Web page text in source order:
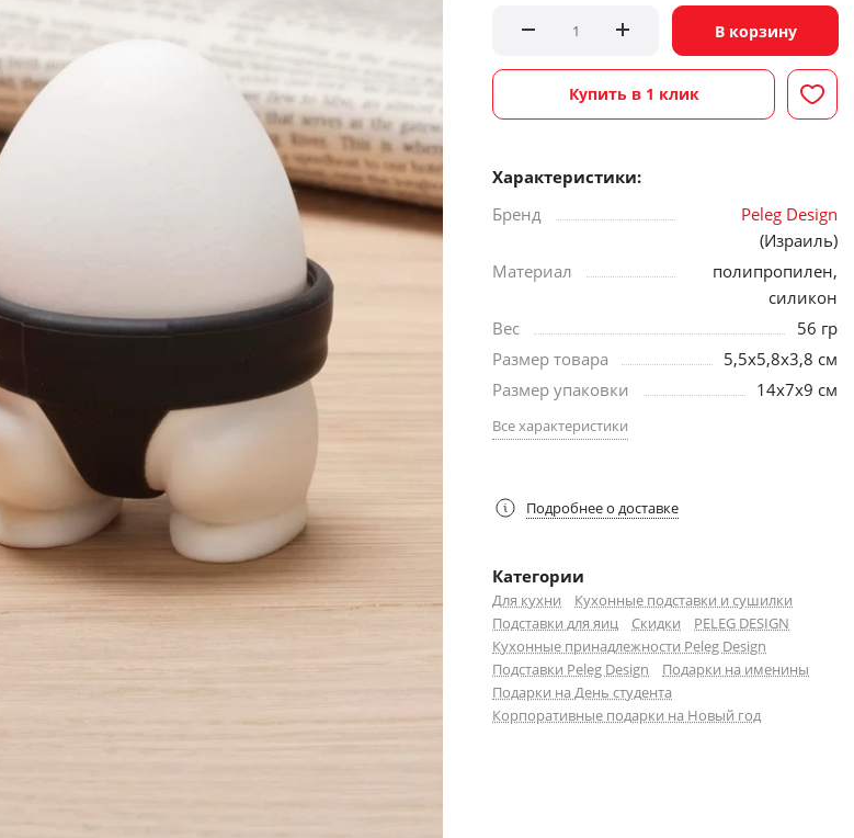
В корзину
Купить в 1 клик
Характеристики:
Бренд
Peleg Design
(Израиль)
Материал
полипропилен,
силикон
Вес
56 гр
Размер товара
5,5x5,8x3,8 см
Размер упаковки
14x7x9 см
Все характеристики
Подробнее о доставке
Категории
Для кухни
Кухонные подставки и сушилки
Подставки для яиц
Скидки
PELEG DESIGN
Кухонные принадлежности Peleg Design
Подставки Peleg Design
Подарки на именины
Подарки на День студента
Корпоративные подарки на Новый год